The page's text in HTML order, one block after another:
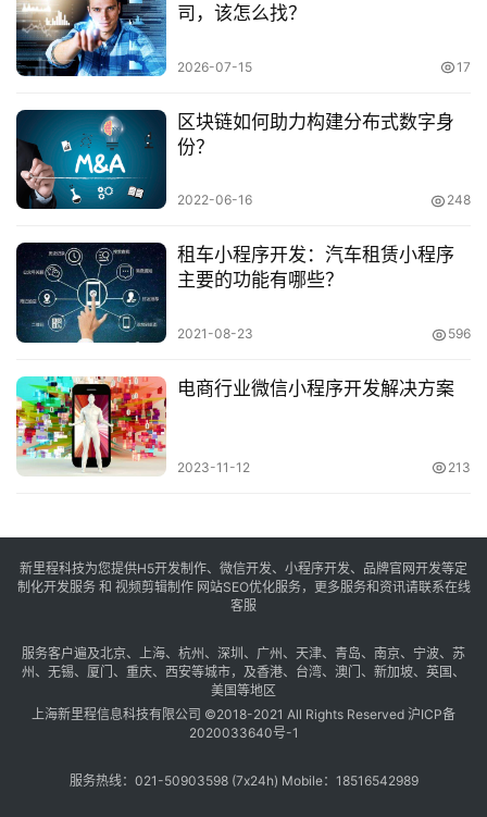
司，该怎么找？
2026-07-15 17
区块链如何助力构建分布式数字身
份？
2022-06-16 248
租车小程序开发：汽车租赁小程序
主要的功能有哪些？
2021-08-23 596
电商行业微信小程序开发解决方案
2023-11-12 213
新里程科技为您提供H5开发制作、微信开发、小程序开发、品牌官网开发等定
制化开发服务 和 视频剪辑制作 网站SEO优化服务，更多服务和资讯请联系在线
客服
服务客户遍及北京、 上海、 杭州 、 深圳 、 广州 、 天津、 青岛、 南京、 宁波、 苏
州 、 无锡、 厦门 、 重庆、 西安等城市，及香港、 台湾、 澳门 、 新加坡、 英国 、
美国等地区
上海新里程信息科技有限公司 ©2018-2021 All Rights Reserved 沪ICP备
2020033640号-1
服务热线：021-50903598 (7x24h) Mobile：18516542989